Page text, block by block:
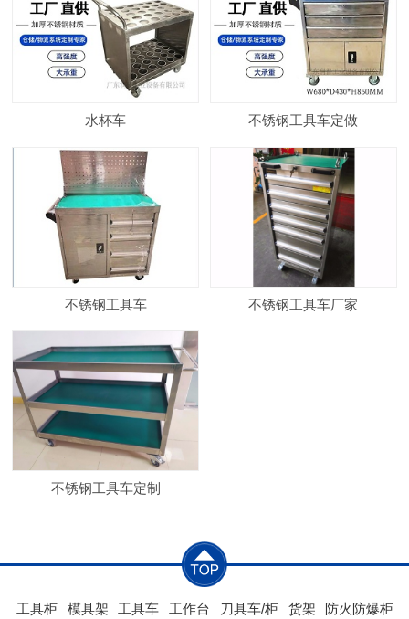
水杯车 不锈钢工具车定做
不锈钢工具车 不锈钢工具车厂家
不锈钢工具车定制
工具柜 模具架 工具车 工作台 刀具车/柜 货架 防火防爆柜